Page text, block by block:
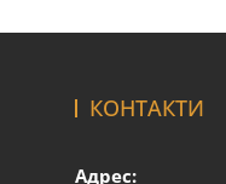
КОНТАКТИ
Адрес: